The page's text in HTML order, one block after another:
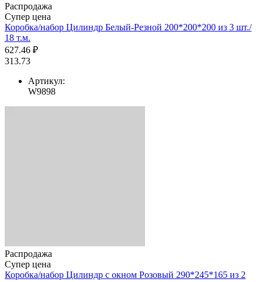
Распродажа
Супер цена
Коробка/набор Цилиндр Белый-Резной 200*200*200 из 3 шт./
18 т.м.
627.46 ₽
313.73
Артикул:
W9898
Распродажа
Супер цена
Коробка/набор Цилиндр с окном Розовый 290*245*165 из 2